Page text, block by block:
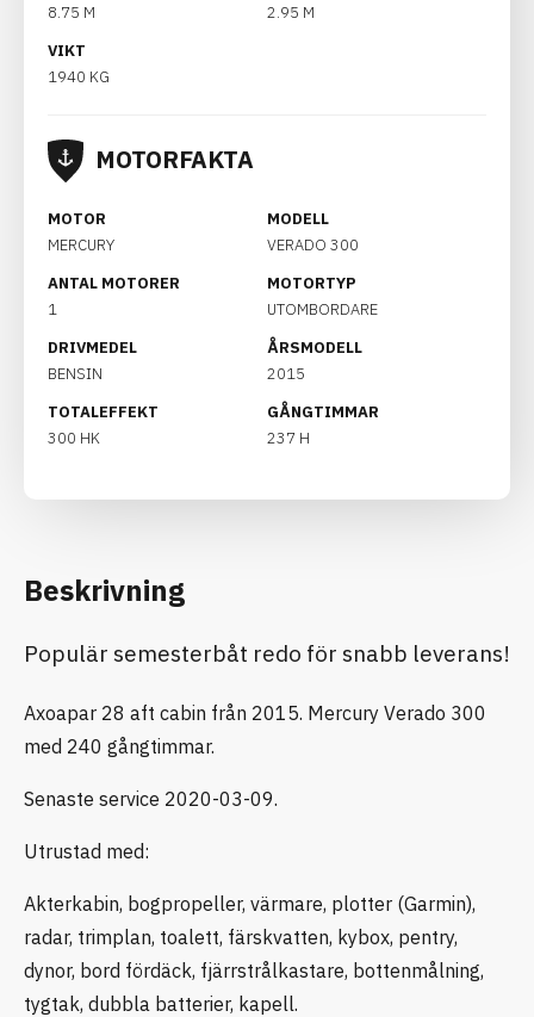
8.75 M
2.95 M
VIKT
1940 KG
MOTORFAKTA
MOTOR
MERCURY
MODELL
VERADO 300
ANTAL MOTORER
1
MOTORTYP
UTOMBORDARE
DRIVMEDEL
BENSIN
ÅRSMODELL
2015
TOTALEFFEKT
300 HK
GÅNGTIMMAR
237 H
Beskrivning
Populär semesterbåt redo för snabb leverans!
Axoapar 28 aft cabin från 2015. Mercury Verado 300
med 240 gångtimmar.
Senaste service 2020-03-09.
Utrustad med:
Akterkabin, bogpropeller, värmare, plotter (Garmin),
radar, trimplan, toalett, färskvatten, kybox, pentry,
dynor, bord fördäck, fjärrstrålkastare, bottenmålning,
tygtak, dubbla batterier, kapell.